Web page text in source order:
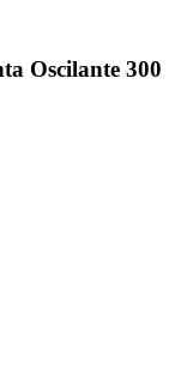
Oscilante 300